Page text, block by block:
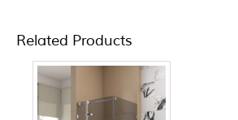
Related Products